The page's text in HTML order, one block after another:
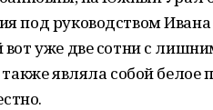
под руководством
уже две сотни с
являла собой белое